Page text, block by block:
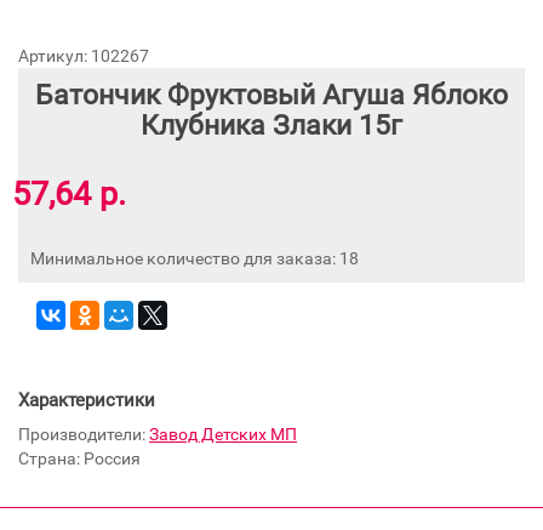
Артикул: 102267
Батончик Фруктовый Агуша Яблоко
Клубника Злаки 15г
57,64 р.
Минимальное количество для заказа: 18
Характеристики
Производители:Завод Детских МП
Страна: Россия